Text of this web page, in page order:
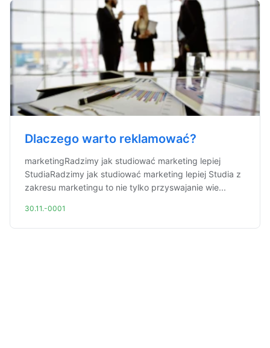
Dlaczego warto reklamować?
marketingRadzimy jak studiować marketing lepiej
StudiaRadzimy jak studiować marketing lepiej Studia z
zakresu marketingu to nie tylko przyswajanie wie...
30.11.-0001